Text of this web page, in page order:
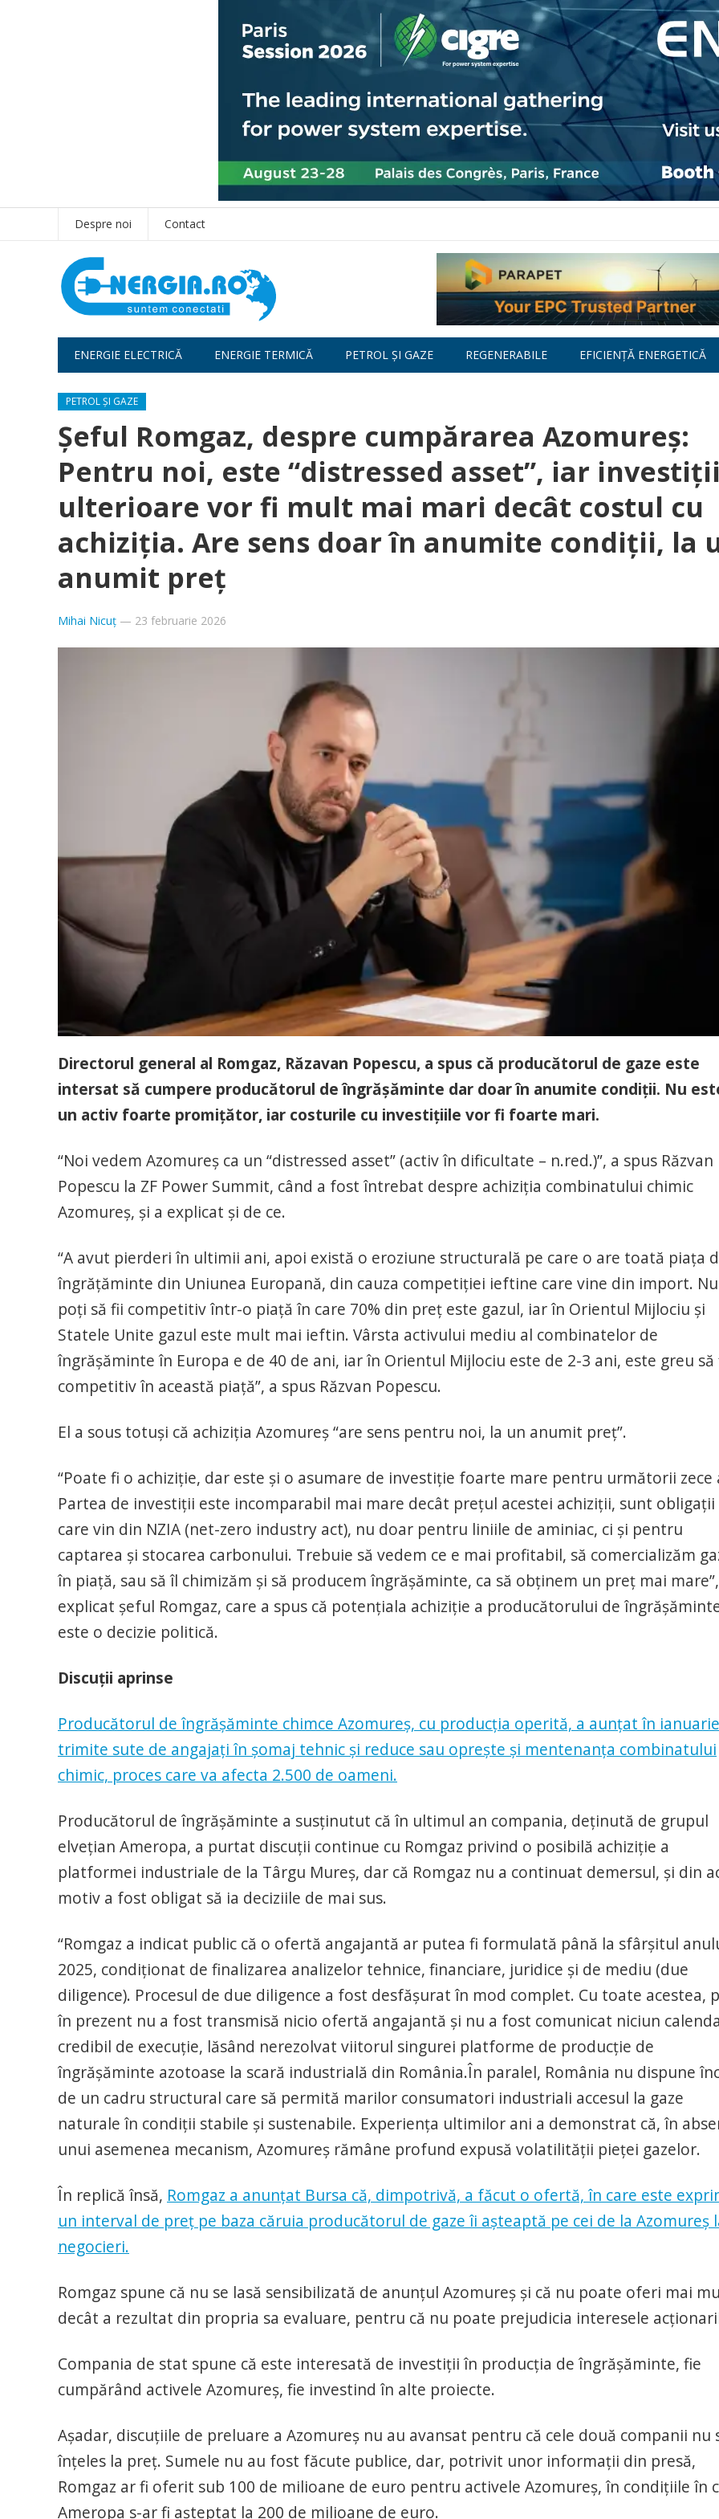
Despre noi Contact
ENERGIE ELECTRICĂ ENERGIE TERMICĂ PETROL ȘI GAZE REGENERABILE EFICIENȚĂ ENERGETICĂ
PETROL ȘI GAZE
Șeful Romgaz, despre cumpărarea Azomureș:
Pentru noi, este “distressed asset”, iar
ulterioare vor fi mult mai mari decât costul cu
achiziția. Are sens doar în anumite condiții, la
anumit preț
Mihai Nicuț — 23 februarie 2026
Directorul general al Romgaz, Răzavan Popescu, a spus că producătorul de gaze este
intersat să cumpere producătorul de îngrășăminte dar doar în anumite condiții. Nu
un activ foarte promițător, iar costurile cu investițiile vor fi foarte mari.
“Noi vedem Azomureș ca un “distressed asset” (activ în dificultate – n.red.)”, a spus Răzvan
Popescu la ZF Power Summit, când a fost întrebat despre achiziția combinatului chimic
Azomureș, și a explicat și de ce.
“A avut pierderi în ultimii ani, apoi există o eroziune structurală pe care o are toată piața
îngrățăminte din Uniunea Europană, din cauza competiției ieftine care vine din import. Nu
poți să fii competitiv într-o piață în care 70% din preț este gazul, iar în Orientul Mijlociu și
Statele Unite gazul este mult mai ieftin. Vârsta activului mediu al combinatelor de
îngrășăminte în Europa e de 40 de ani, iar în Orientul Mijlociu este de 2-3 ani, este greu să
competitiv în această piață”, a spus Răzvan Popescu.
El a sous totuși că achiziția Azomureș “are sens pentru noi, la un anumit preț”.
“Poate fi o achiziție, dar este și o asumare de investiție foarte mare pentru următorii zece
Partea de investiții este incomparabil mai mare decât prețul acestei achiziții, sunt obligații
care vin din NZIA (net-zero industry act), nu doar pentru liniile de aminiac, ci și pentru
captarea și stocarea carbonului. Trebuie să vedem ce e mai profitabil, să comercializăm
în piață, sau să îl chimizăm și să producem îngrășăminte, ca să obținem un preț mai
explicat șeful Romgaz, care a spus că potențiala achiziție a producătorului de
este o decizie politică.
Discuții aprinse
Producătorul de îngrășăminte chimce Azomureș, cu producția operită, a aunțat în
trimite sute de angajați în șomaj tehnic și reduce sau oprește și mentenanța combinatului
chimic, proces care va afecta 2.500 de oameni.
Producătorul de îngrășăminte a susținutut că în ultimul an compania, deținută de grupul
elvețian Ameropa, a purtat discuții continue cu Romgaz privind o posibilă achiziție a
platformei industriale de la Târgu Mureș, dar că Romgaz nu a continuat demersul, și din
motiv a fost obligat să ia deciziile de mai sus.
“Romgaz a indicat public că o ofertă angajantă ar putea fi formulată până la sfârșitul
2025, condiționat de finalizarea analizelor tehnice, financiare, juridice și de mediu (due
diligence). Procesul de due diligence a fost desfășurat în mod complet. Cu toate acestea,
în prezent nu a fost transmisă nicio ofertă angajantă și nu a fost comunicat niciun
credibil de execuție, lăsând nerezolvat viitorul singurei platforme de producție de
îngrășăminte azotoase la scară industrială din România.În paralel, România nu dispune
de un cadru structural care să permită marilor consumatori industriali accesul la gaze
naturale în condiții stabile și sustenabile. Experiența ultimilor ani a demonstrat că, în
unui asemenea mecanism, Azomureș rămâne profund expusă volatilității pieței gazelor.
În replică însă, Romgaz a anunțat Bursa că, dimpotrivă, a făcut o ofertă, în care este
un interval de preț pe baza căruia producătorul de gaze îi așteaptă pe cei de la Azomureș
negocieri.
Romgaz spune că nu se lasă sensibilizată de anunțul Azomureș și că nu poate oferi mai
decât a rezultat din propria sa evaluare, pentru că nu poate prejudicia interesele
Compania de stat spune că este interesată de investiții în producția de îngrășăminte, fie
cumpărând activele Azomureș, fie investind în alte proiecte.
Așadar, discuțiile de preluare a Azomureș nu au avansat pentru că cele două companii nu
înțeles la preț. Sumele nu au fost făcute publice, dar, potrivit unor informații din presă,
Romgaz ar fi oferit sub 100 de milioane de euro pentru activele Azomureș, în condițiile în
Ameropa s-ar fi așteptat la 200 de milioane de euro.